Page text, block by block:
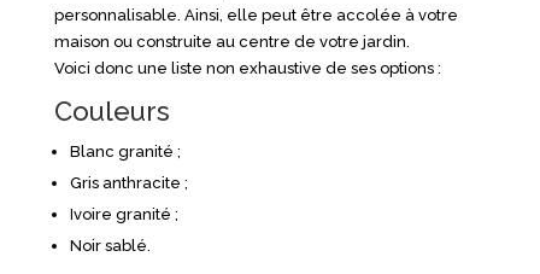
personnalisable. Ainsi, elle peut être accolée à votre
maison ou construite au centre de votre jardin.
Voici donc une liste non exhaustive de ses options :
Couleurs
Blanc granité ;
Gris anthracite ;
Ivoire granité ;
Noir sablé.